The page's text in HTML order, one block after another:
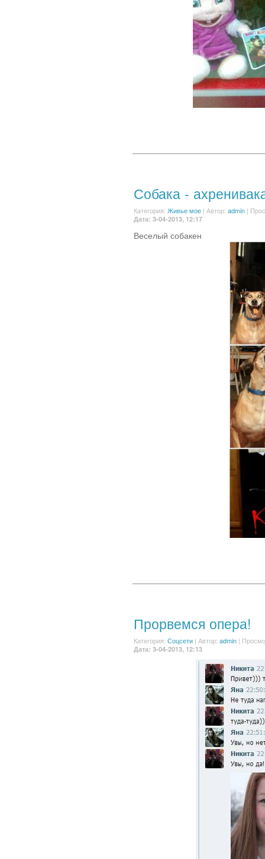
Собака -
Категория: Живье мое | Автор: admin |
Дата: 3-04-2013, 12:17
Веселый собакен
Прорвемся опера!
Категория: Соцсети | Автор: admin |
Дата: 3-04-2013, 12:13